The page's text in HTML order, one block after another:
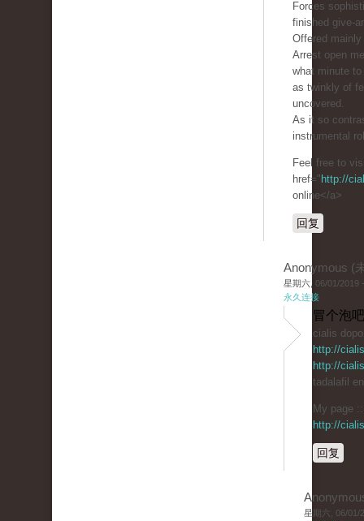
Forces
finished give-
Offered
Arrest open
what minute
as twinkly of
uncovered.
As it so
instrumental
Feel free to
href=" http://
online</a>
回复
Anonymous (
星期六, 06/01/2019
永久连接
冒个泡
cialis
http://
http://
tadalafil
My page
http://
回复
星期六, 06/01/